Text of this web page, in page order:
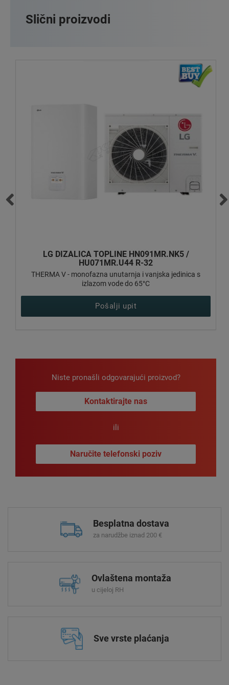
Slični proizvodi
LG DIZALICA TOPLINE HN091MR.NK5 /
HU071MR.U44 R-32
THERMA V - monofazna unutarnja i vanjska jedinica s
izlazom vode do 65°C
Pošalji upit
Niste pronašli odgovarajući proizvod?
Kontaktirajte nas
ili
Naručite telefonski poziv
Besplatna dostava
za narudžbe iznad 200 €
Ovlaštena montaža
u cijeloj RH
Sve vrste plaćanja